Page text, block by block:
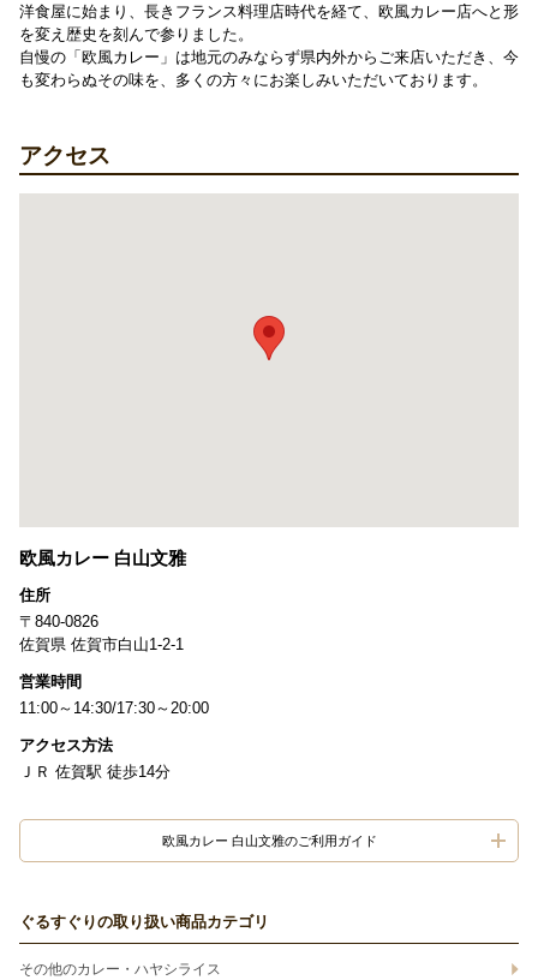
​洋食屋に始まり、長きフランス料理店時代を経て、欧風カレー店へと​形
を変え歴史を刻んで参りました。
​自慢の「欧風カレー」は地元のみならず県内外からご来店いただき、今
も変わらぬその味を、多くの方々にお楽しみいただいております。
アクセス
欧風カレー 白山文雅
住所
〒840-0826
佐賀県 佐賀市白山1-2-1
営業時間
11:00～14:30/17:30～20:00
アクセス方法
ＪＲ 佐賀駅 徒歩14分
欧風カレー 白山文雅のご利用ガイド
ぐるすぐりの取り扱い商品カテゴリ
その他のカレー・ハヤシライス